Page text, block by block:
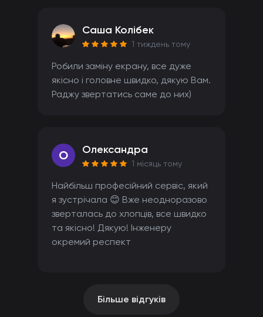
Саша Колібек
1 тиждень тому
Робили заміну екрану, все дуже
якісно і головне швидко, дякую Вам.
Раджу звертатись саме до них)
O Олександра
1 місяць тому
Найбільш професійний сервіс, який
я зустрічала 😊 Вже неодноразово
зверталась до хлопців, все швидко
та якісно! Дякую! Інженеру
окремий респект
Більше відгуків